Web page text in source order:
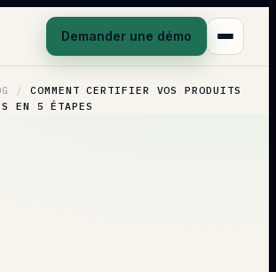
Demander une démo
/
COMMENT CERTIFIER VOS PRODUITS
EN 5 ÉTAPES